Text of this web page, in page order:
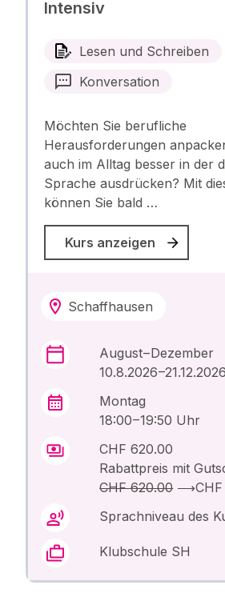
Intensiv
Lesen und Schreiben
Konversation
Möchten Sie berufliche
Herausforderungen
auch im Alltag besser in der
Sprache ausdrücken? Mit
können Sie bald …
Kurs anzeigen
Schaffhausen
August – Dezember
10.8.2026 –21.12.2026
Montag
18:00 – 19:50 Uhr
CHF 620.00
Rabattpreis mit
CHF 620.00⟶
Sprachniveau des
Klubschule SH